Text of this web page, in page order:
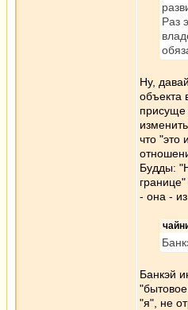
Раз
Ну,
объекта
присуще
что "это
Будды:
- она -
Банкэй
"я", не